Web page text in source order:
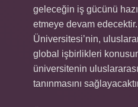
geleceğin iş gücünü
etmeye devam
Üniversitesi’nin,
global işbirlikleri
üniversitenin
tanınmasını